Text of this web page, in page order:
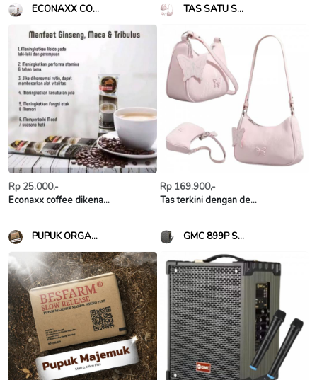
ECONAXX CO...
Rp 25.000,-
Econaxx coffee dikena...
TAS SATU S...
Rp 169.900,-
Tas terkini dengan de...
PUPUK ORGA... GMC 899P S...